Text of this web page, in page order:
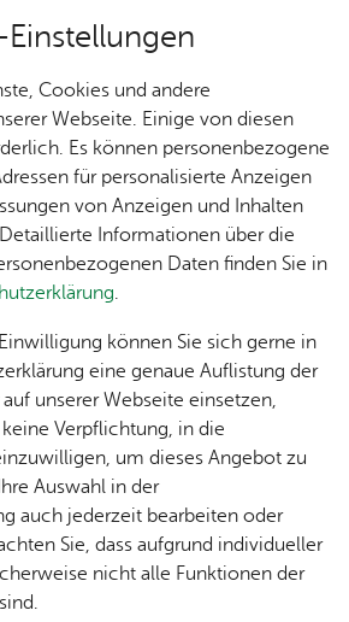
Orts­
vor­
& Ort­
schaft
s­rat
Ver­
eins­le­
ben
Ak­ti­on
mein­
sinn
Ai­lin­
gen
Öf­
fent­li­
Bil­der
Orts­
plan
Aus­bil­
dung
& of­fe­
Re­quest: b8736445342d2
Einstellungen
Cookies und andere
Webseite. Einige von diesen
Es können personenbezogene
für personalisierte Anzeigen
von Anzeigen und Inhalten
Informationen über die
Daten finden Sie in
.
können Sie sich gerne in
eine genaue Auflistung der
unserer Webseite einsetzen,
Verpflichtung, in die
um dieses Angebot zu
Auswahl in der
auch jederzeit bearbeiten oder
Sie, dass aufgrund individueller
nicht alle Funktionen der